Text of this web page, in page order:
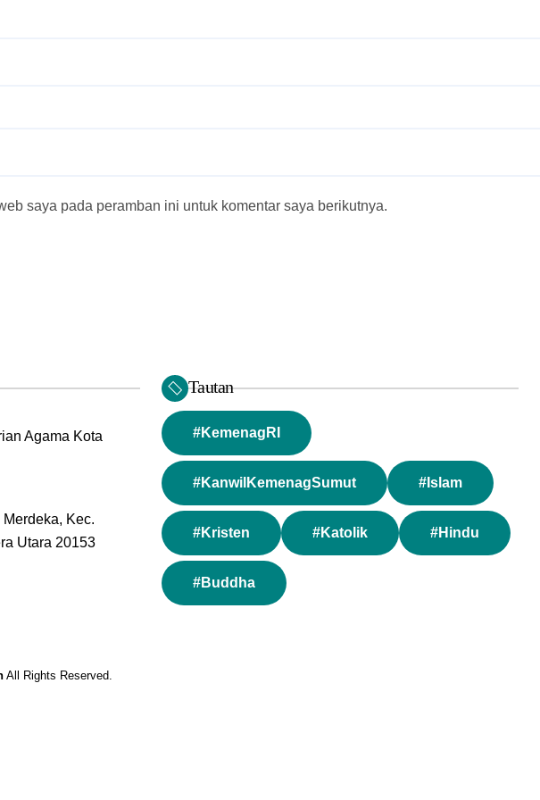
saya pada peramban ini untuk komentar saya berikutnya.
Agama Kota
Kec.
Utara 20153
Tautan
#KemenagRI
#KanwilKemenagSumut #Islam
#Kristen #Katolik #Hindu
#Buddha
All Rights Reserved.